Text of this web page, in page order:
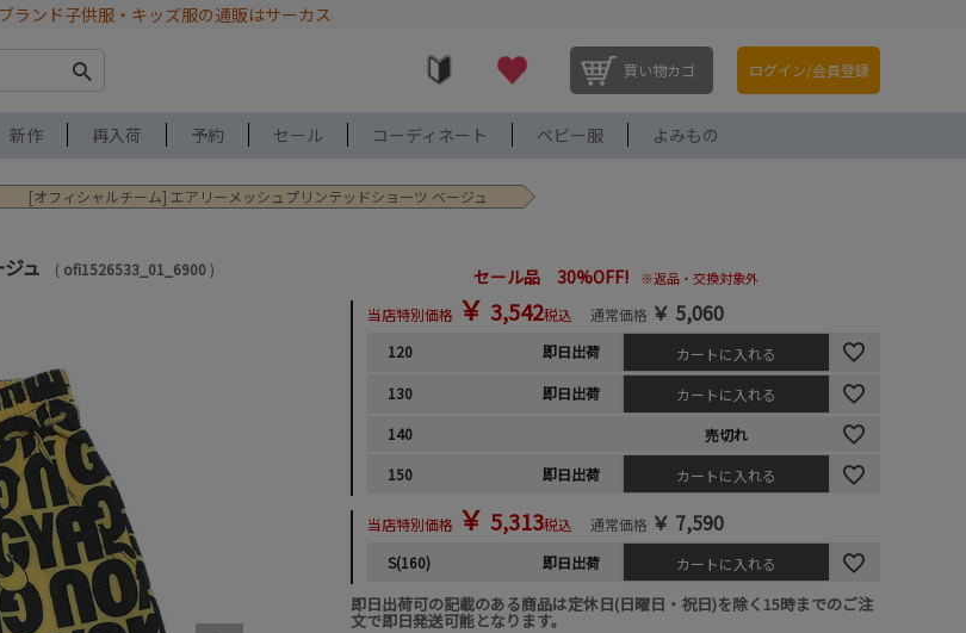
ブランド子供服・キッズ服の通販はサーカス
買い物カゴ ログイン/会員登録
新作 再入荷 予約 セール コーディネート ベビー服 よみもの
[オフィシャルチーム] エアリーメッシュプリンテッドショーツ ベージュ
ジュ ofi1526533_01_6900 セール品 30%OFF! ※返品・交換対象外
当店特別価格 ￥ 3,542税込 通常価格 ￥ 5,060
120 即日出荷
カートに入れる
130
即日出荷
カートに入れる
140
売切れ
150
即日出荷 カートに入れる
当店特別価格 ￥ 5,313税込 通常価格 ￥ 7,590
S(160) 即日出荷 カートに入れる
即日出荷可の記載のある商品は定休日(日曜日・祝日)を除く15時までのご注
文で即日発送可能となります。